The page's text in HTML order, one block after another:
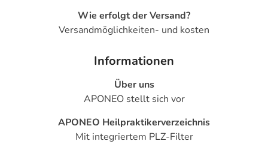
Wie erfolgt der Versand?
Versandmöglichkeiten- und kosten
Informationen
Über uns
APONEO stellt sich vor
APONEO Heilpraktikerverzeichnis
Mit integriertem PLZ-Filter